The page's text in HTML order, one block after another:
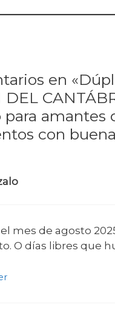
en
DEL
amantes
con
mes de agosto
O días libres que